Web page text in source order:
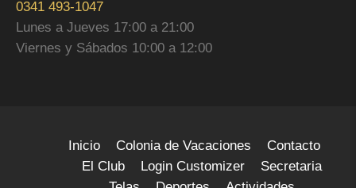
0341 493-1047
Lunes a Jueves 17:00 a 21:00
Viernes y Sábados 10:00 a 12:00
Inicio Colonia de Vacaciones
Contacto
El Club
Login Customizer
Secretaria